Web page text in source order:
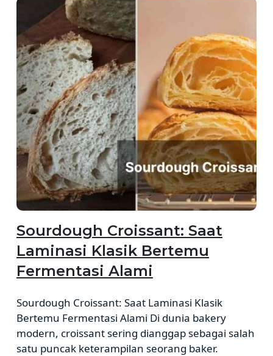
Sourdough Croissant: Saat
Laminasi Klasik Bertemu
Fermentasi Alami
Sourdough Croissant: Saat Laminasi Klasik
Bertemu Fermentasi Alami Di dunia bakery
modern, croissant sering dianggap sebagai salah
satu puncak keterampilan seorang baker.